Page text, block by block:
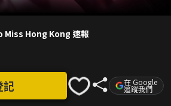
Miss Hong Kong 速報
記 在 Google
追蹤我們